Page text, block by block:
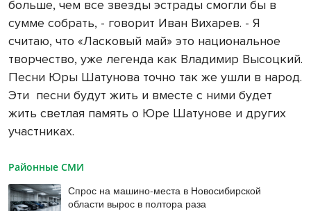
больше, чем все звезды эстрады смогли бы в
сумме собрать, - говорит Иван Вихарев. - Я
считаю, что «Ласковый май» это национальное
творчество, уже легенда как Владимир Высоцкий.
Песни Юры Шатунова точно так же ушли в народ.
Эти песни будут жить и вместе с ними будет
жить светлая память о Юре Шатунове и других
участниках.
Районные СМИ
Спрос на машино-места в Новосибирской
области вырос в полтора раза